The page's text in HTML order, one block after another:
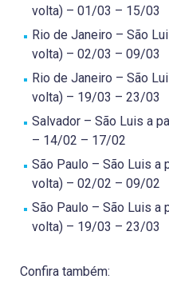
volta) – 01/03 – 15/03
Rio de Janeiro – São
volta) – 02/03 – 09/03
Rio de Janeiro – São
volta) – 19/03 – 23/03
Salvador – São Luis a
– 14/02 – 17/02
São Paulo – São Luis a
volta) – 02/02 – 09/02
São Paulo – São Luis a
volta) – 19/03 – 23/03
Confira também: